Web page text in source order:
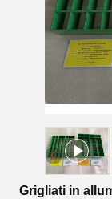
Grigliati in